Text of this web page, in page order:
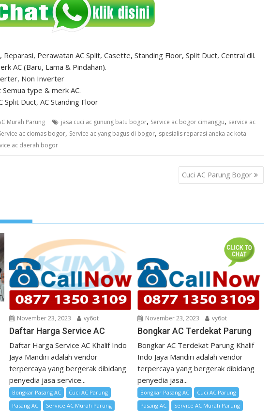
Reparasi, Perawatan AC Split, Casette, Standing Floor, Split Duct, Central dll.
AC (Baru, Lama & Pindahan).
Non Inverter
type & merk AC.
Split Duct, AC Standing Floor
Murah Parung jasa cuci ac gunung batu bogor, Service ac bogor cimanggu, service ac
ac ciomas bogor, Service ac yang bagus di bogor, spesialis reparasi aneka ac kota
ac daerah bogor
Cuci AC Parung Bogor
November 23, 2023 vy6ot
Daftar Harga Service AC
Daftar Harga Service AC Khalif Indo
Jaya Mandiri adalah vendor
terpercaya yang bergerak dibidang
penyedia jasa service...
Bongkar Pasang AC
Cuci AC Parung
Pasang AC
Service AC Murah Parung
November 23, 2023 vy6ot
Bongkar AC Terdekat Parung
Bongkar AC Terdekat Parung Khalif
Indo Jaya Mandiri adalah vendor
terpercaya yang bergerak dibidang
penyedia jasa...
Bongkar Pasang AC
Cuci AC Parung
Pasang AC
Service AC Murah Parung